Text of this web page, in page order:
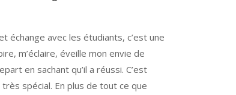
échange avec les étudiants, c’est une
m’éclaire, éveille mon envie de
en sachant qu’il a réussi. C’est
spécial. En plus de tout ce que